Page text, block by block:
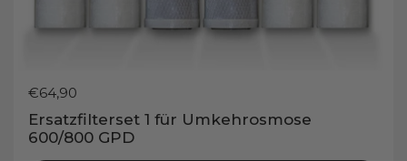
Preis:
€64,90
Ersatzfilterset 1 für Umkehrosmose
600/800 GPD